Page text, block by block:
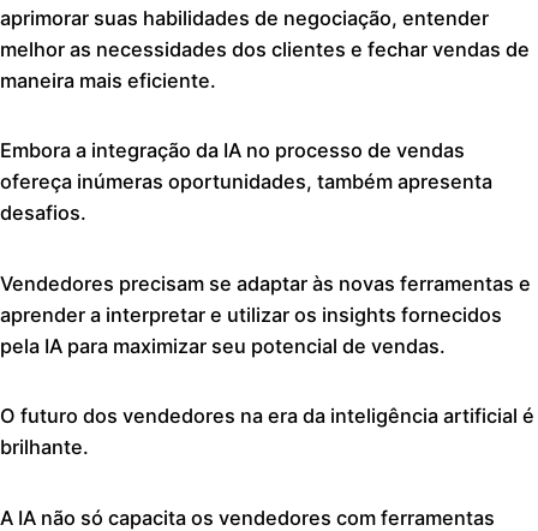
aprimorar suas habilidades de negociação, entender
melhor as necessidades dos clientes e fechar vendas de
maneira mais eficiente.
Embora a integração da IA no processo de vendas
ofereça inúmeras oportunidades, também apresenta
desafios.
Vendedores precisam se adaptar às novas ferramentas e
aprender a interpretar e utilizar os insights fornecidos
pela IA para maximizar seu potencial de vendas.
O futuro dos vendedores na era da inteligência artificial é
brilhante.
A IA não só capacita os vendedores com ferramentas